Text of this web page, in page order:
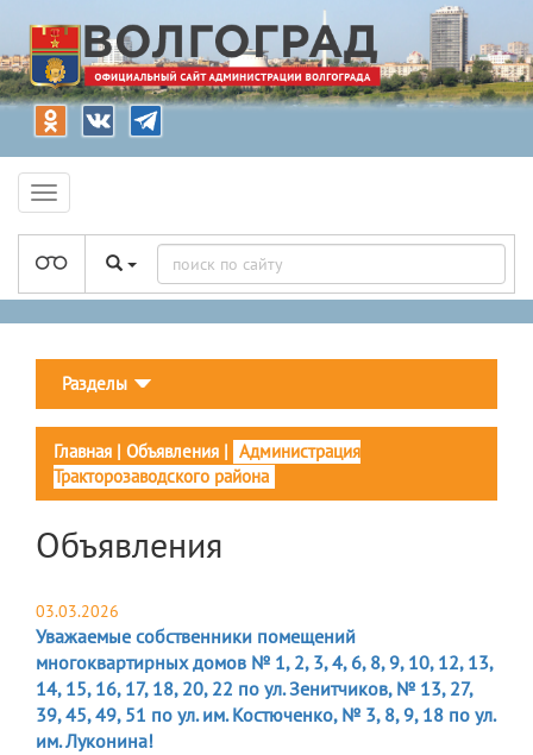
Разделы
Главная | Объявления | Администрация
Тракторозаводского района
Объявления
03.03.2026
Уважаемые собственники помещений
многоквартирных домов № 1, 2, 3, 4, 6, 8, 9, 10, 12, 13,
14, 15, 16, 17, 18, 20, 22 по ул. Зенитчиков, № 13, 27,
39, 45, 49, 51 по ул. им. Костюченко, № 3, 8, 9, 18 по ул.
им. Луконина!